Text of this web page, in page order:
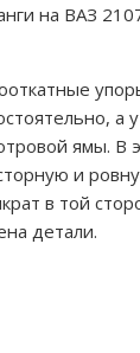
на ВАЗ
а
ямы. В
и
в той
детали.